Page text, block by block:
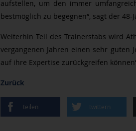
aufstellen, um den immer
bestmöglich zu begegnen“, sagt der 48-
Weiterhin Teil des Trainerstabs wird
vergangenen Jahren einen sehr guten
auf ihre Expertise zurückgreifen
Zurück
teilen twittern